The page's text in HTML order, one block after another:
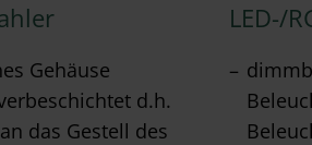
Gehäuse
d.h.
das Gestell des
LED-/